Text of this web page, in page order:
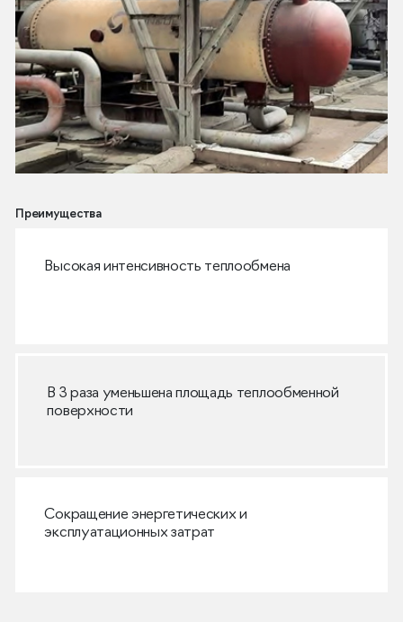
Преимущества
Высокая интенсивность теплообмена
В 3 раза уменьшена площадь теплообменной
поверхности
Сокращение энергетических и
эксплуатационных затрат